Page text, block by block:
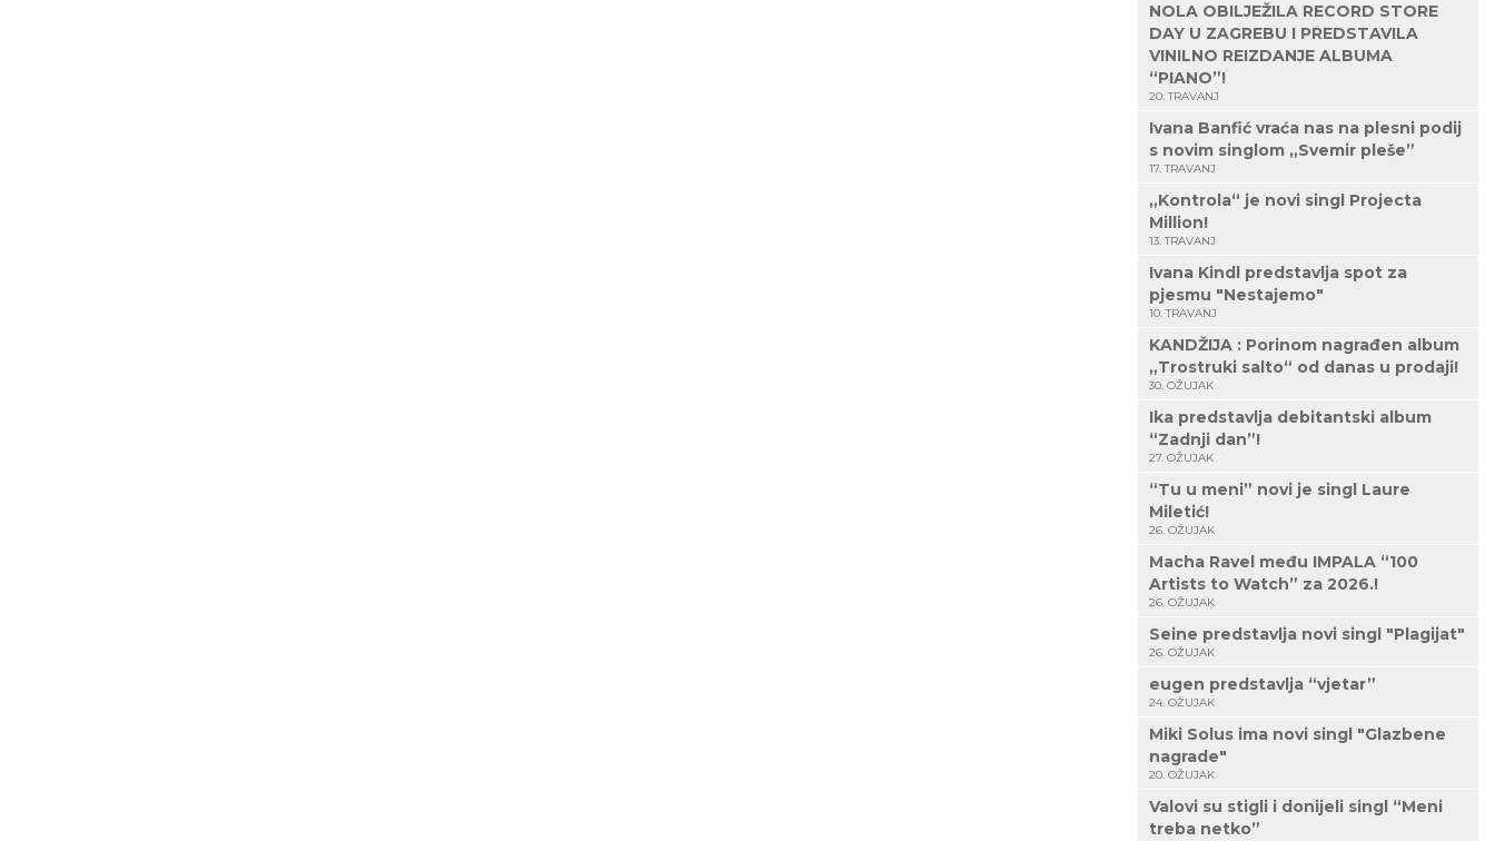
NOLA OBILJEŽILA RECORD STORE
DAY U ZAGREBU I PREDSTAVILA
VINILNO REIZDANJE ALBUMA
“PIANO”!
20. TRAVANJ
Ivana Banfić vraća nas na plesni podij
s novim singlom „Svemir pleše”
17. TRAVANJ
„Kontrola“ je novi singl Projecta
Million!
13. TRAVANJ
Ivana Kindl predstavlja spot za
pjesmu "Nestajemo"
10. TRAVANJ
KANDŽIJA : Porinom nagrađen album
„Trostruki salto“ od danas u prodaji!
30. OŽUJAK
Ika predstavlja debitantski album
“Zadnji dan”!
27. OŽUJAK
“Tu u meni” novi je singl Laure
Miletić!
26. OŽUJAK
Macha Ravel među IMPALA “100
Artists to Watch” za 2026.!
26. OŽUJAK
Seine predstavlja novi singl "Plagijat"
26. OŽUJAK
eugen predstavlja “vjetar”
24. OŽUJAK
Miki Solus ima novi singl "Glazbene
nagrade"
20. OŽUJAK
Valovi su stigli i donijeli singl “Meni
treba netko”